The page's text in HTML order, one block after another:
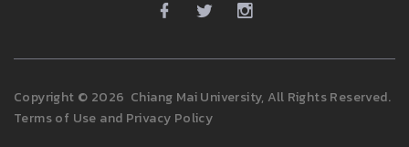
Copyright © 2026 Chiang Mai University, All Rights Reserved.
Terms of Use and Privacy Policy